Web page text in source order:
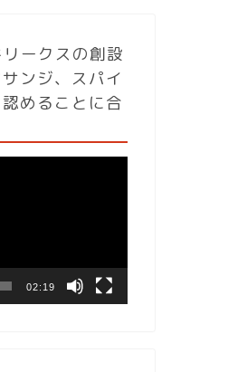
ークスの創設
ンジ、スパイ
めることに合
02:19